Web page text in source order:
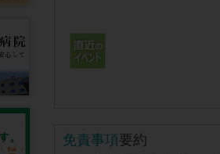
免責事項要約